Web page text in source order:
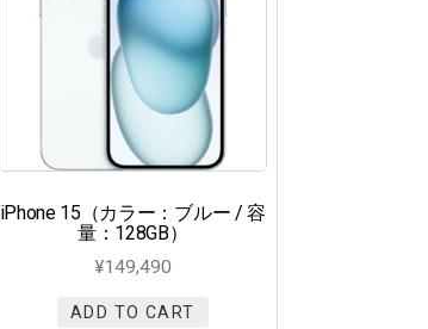
iPhone 15（カラー：ブルー / 容
量：128GB）
¥149,490
ADD TO CART